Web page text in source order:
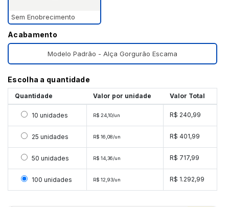
Sem Enobrecimento
Acabamento
Modelo Padrão - Alça Gorgurão Escama
Escolha a quantidade
Quantidade Valor por unidade Valor Total
Selecionar 10 unidades
10 unidades R$ 24,10/un R$ 240,99
Selecionar 25 unidades
25 unidades R$ 16,08/un R$ 401,99
Selecionar 50 unidades
50 unidades R$ 14,36/un R$ 717,99
Selecionar 100 unidades
100 unidades R$ 12,93/un R$ 1.292,99